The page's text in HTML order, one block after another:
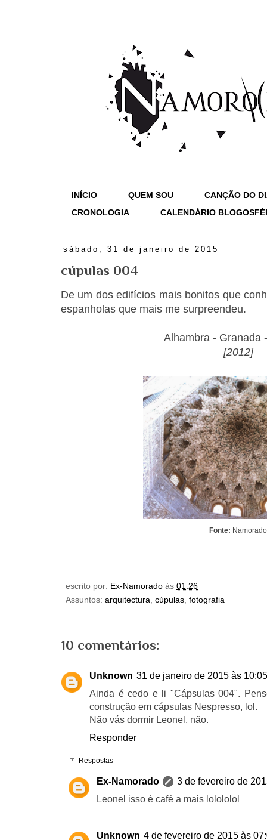
INÍCIO QUEM SOU
CANÇÃO DO
CRONOLOGIA
CALENDÁRIO
sábado, 31 de janeiro de 2015
cúpulas 004
De um dos edifícios mais bonitos que
espanholas que mais me surpreendeu.
Alhambra - Granada
[2012]
Fonte: Namorado
escrito por: Ex-Namorado às 01:26
Assuntos: arquitectura cúpulas fotografia
10 comentários:
Unknown 31 de janeiro de 2015 às 10:05
Ainda é cedo e li "Cápsulas 004".
construção em cápsulas Nespresso, lol.
Não vás dormir Leonel, não.
Responder
Respostas
Ex-Namorado
3 de fevereiro de
Leonel isso é café a mais lolololol
Unknown 4 de fevereiro de 2015 às